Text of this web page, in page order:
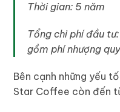
Thời gian: 5 năm
Tổng chi phí đầu
gồm phí nhượng
Bên cạnh những yếu
Star Coffee còn đến